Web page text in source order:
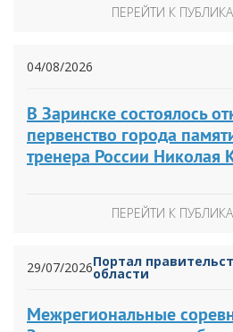
ПЕРЕЙТИ К
04/08/2026
В Заринске состоялось
первенство города
тренера России Николая
ПЕРЕЙТИ К
29/07/2026Портал
области
Межрегиональные